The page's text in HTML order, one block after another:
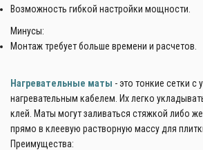
Возможность гибкой настройки мощности.
Минусы:
Монтаж требует больше времени и расчетов.
Нагревательные маты - это тонкие сетки с
нагревательным кабелем. Их легко
клей. Маты могут заливаться стяжкой либо
прямо в клеевую растворную массу для
Преимущества: